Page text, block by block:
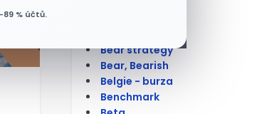
% účtů.
Bear strategy
Bear, Bearish
Belgie - burza
Benchmark